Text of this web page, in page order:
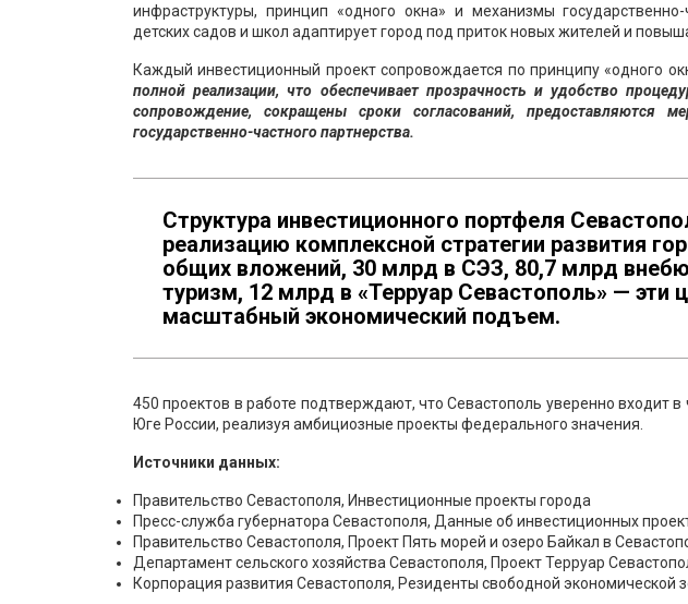
инфраструктуры, принцип «одного окна» и механизмы государственно-
детских садов и школ адаптирует город под приток новых жителей и
Каждый инвестиционный проект сопровождается по принципу «одного
полной реализации, что обеспечивает прозрачность и удобство
сопровождение, сокращены сроки согласований,
государственно-частного партнерства.
Структура инвестиционного портфеля
реализацию комплексной стратегии развития
общих вложений, 30 млрд в СЭЗ, 80,7 млрд
туризм, 12 млрд в «Терруар Севастополь» — эти
масштабный экономический подъем.
450 проектов в работе подтверждают, что Севастополь уверенно входит
Юге России, реализуя амбициозные проекты федерального значения.
Источники данных:
Правительство Севастополя, Инвестиционные проекты города
Пресс-служба губернатора Севастополя, Данные об инвестиционных
Правительство Севастополя, Проект Пять морей и озеро Байкал в
Департамент сельского хозяйства Севастополя, Проект Терруар
Корпорация развития Севастополя, Резиденты свободной экономической